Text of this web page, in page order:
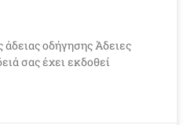
άδειας οδήγησης Άδειες
σας έχει εκδοθεί